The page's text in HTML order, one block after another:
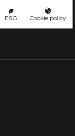
ESG Cookie policy